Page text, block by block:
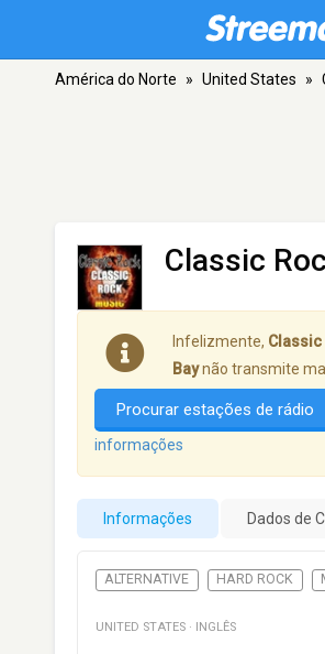
América do Norte » United States »
Classic
Infelizmente, Classic
Baynão transmite
Procurar estações de rádio
informações
Informações Dados de
ALTERNATIVE HARD ROCK
UNITED STATES · INGLÊS